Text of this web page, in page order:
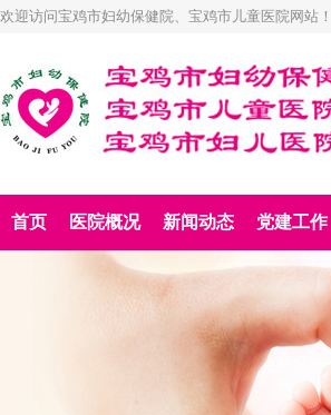
欢迎访问宝鸡市妇幼保健院、宝鸡市儿童医院网站！
首页 医院概况 新闻动态 党建工作